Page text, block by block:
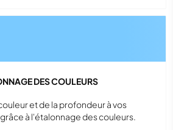
DES COULEURS
et de la profondeur à vos
à l'étalonnage des couleurs.